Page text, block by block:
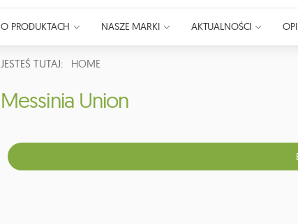
O PRODUKTACH NASZE MARKI AKTUALNOŚCI
JESTEŚ TUTAJ: HOME
Messinia Union